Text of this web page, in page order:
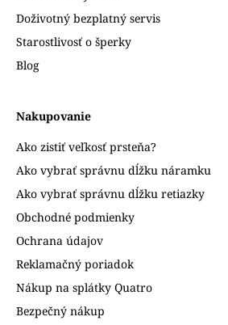
Doživotný bezplatný servis
Starostlivosť o šperky
Blog
Nakupovanie
Ako zistiť veľkosť prsteňa?
Ako vybrať správnu dĺžku náramku
Ako vybrať správnu dĺžku retiazky
Obchodné podmienky
Ochrana údajov
Reklamačný poriadok
Nákup na splátky Quatro
Bezpečný nákup